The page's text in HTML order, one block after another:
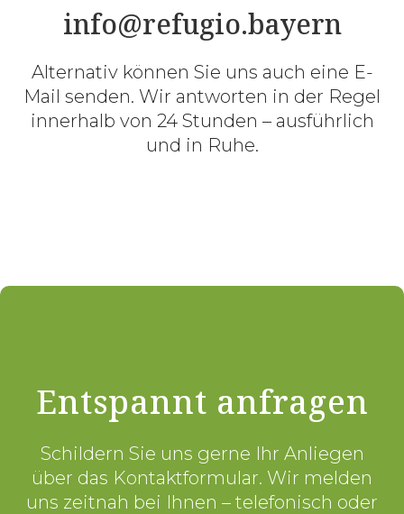
info@refugio.bayern
Alternativ können Sie uns auch eine E-
Mail senden. Wir antworten in der Regel
innerhalb von 24 Stunden – ausführlich
und in Ruhe.
Entspannt anfragen
Schildern Sie uns gerne Ihr Anliegen
über das Kontaktformular. Wir melden
uns zeitnah bei Ihnen – telefonisch oder